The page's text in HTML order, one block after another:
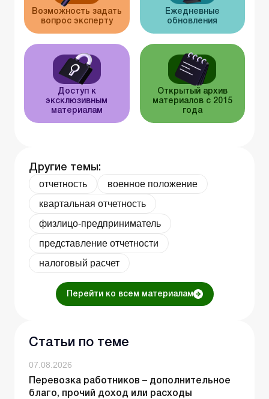
Возможность задать
вопрос эксперту
Ежедневные
обновления
Доступ к
эксклюзивным
материалам
Открытый архив
материалов с 2015
года
Другие темы:
отчетность
военное положение
квартальная отчетность
физлицо-предприниматель
представление отчетности
налоговый расчет
Перейти ко всем материалам
Статьи по теме
07.08.2026
Перевозка работников – дополнительное
благо, прочий доход или расходы